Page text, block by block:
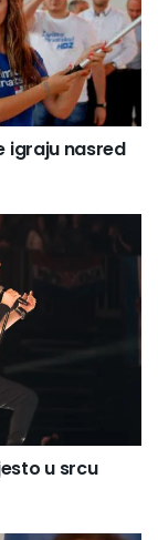
igraju nasred
u srcu